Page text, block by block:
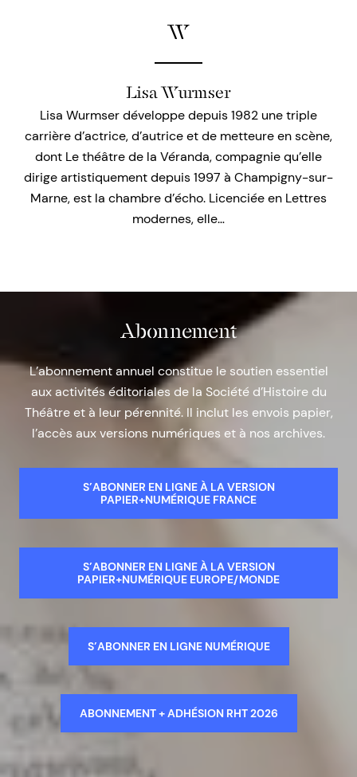
W
Lisa Wurmser
Lisa Wurmser développe depuis 1982 une triple
carrière d’actrice, d’autrice et de metteure en scène,
dont Le théâtre de la Véranda, compagnie qu’elle
dirige artistiquement depuis 1997 à Champigny-sur-
Marne, est la chambre d’écho. Licenciée en Lettres
modernes, elle…
Abonnement
L’abonnement annuel constitue le soutien essentiel
aux activités éditoriales de la Société d’Histoire du
Théâtre et à leur pérennité. Il inclut les envois papier,
l’accès aux versions numériques et à nos archives.
S’ABONNER EN LIGNE À LA VERSION
PAPIER+NUMÉRIQUE FRANCE
S’ABONNER EN LIGNE À LA VERSION
PAPIER+NUMÉRIQUE EUROPE/MONDE
S’ABONNER EN LIGNE NUMÉRIQUE
ABONNEMENT + ADHÉSION RHT 2026